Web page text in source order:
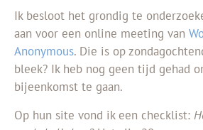
Ik besloot het grondig te
aan voor een online meeting van
Anonymous. Die is op
bleek? Ik heb nog geen tijd gehad
bijeenkomst te gaan.
Op hun site vond ik een checklist: